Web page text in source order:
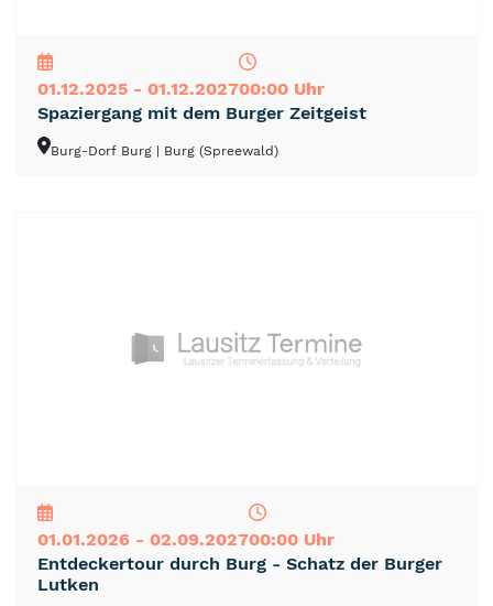
01.12.2025 - 01.12.202700:00 Uhr
Spaziergang mit dem Burger Zeitgeist
Burg-Dorf Burg | Burg (Spreewald)
01.01.2026 - 02.09.202700:00 Uhr
Entdeckertour durch Burg - Schatz der Burger
Lutken